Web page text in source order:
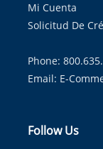
Mi Cuenta
Solicitud De
Phone:
Email: E-
Follow Us